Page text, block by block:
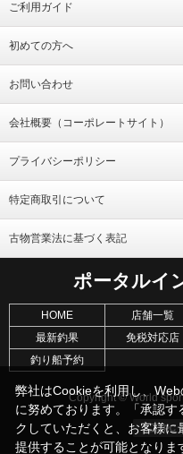
ご利用ガイド
初めての方へ
お問い合わせ
会社概要（コーポレートサイト）
プライバシーポリシー
特定商取引について
古物営業法に基づく表記
ポータルイ
HOME 店舗一覧
最新釣果
免税対応店
釣り船予約
Copyright © World
弊社はCookieを利用し、
に努めております。「承認す
クしていただくと、お客様に
提供することが可能となりま